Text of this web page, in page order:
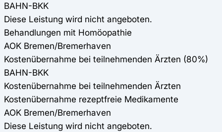
BAHN-BKK
Diese Leistung wird nicht angeboten.
Behandlungen mit Homöopathie
AOK Bremen/Bremerhaven
Kostenübernahme bei teilnehmenden Ärzten (80%)
BAHN-BKK
Kostenübernahme bei teilnehmenden Ärzten
Kostenübernahme rezeptfreie Medikamente
AOK Bremen/Bremerhaven
Diese Leistung wird nicht angeboten.